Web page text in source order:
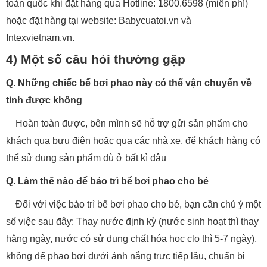
toàn quốc khi đặt hàng qua Hotline: 1800.6598 (miễn phí)
hoặc đặt hàng tại website: Babycuatoi.vn và
Intexvietnam.vn.
4) Một số câu hỏi thường gặp
Q. Những chiếc bể bơi phao này có thể vận chuyển về
tỉnh được không
Hoàn toàn được, bên mình sẽ hỗ trợ gửi sản phẩm cho
khách qua bưu điện hoặc qua các nhà xe, để khách hàng có
thể sử dụng sản phẩm dù ở bất kì đâu
Q. Làm thế nào để bảo trì bể bơi phao cho bé
Đối với việc bảo trì bể bơi phao cho bé, bạn cần chú ý một
số việc sau đây: Thay nước định kỳ (nước sinh hoạt thì thay
hằng ngày, nước có sử dụng chất hóa học clo thì 5-7 ngày),
không để phao bơi dưới ảnh nắng trực tiếp lâu, chuẩn bị